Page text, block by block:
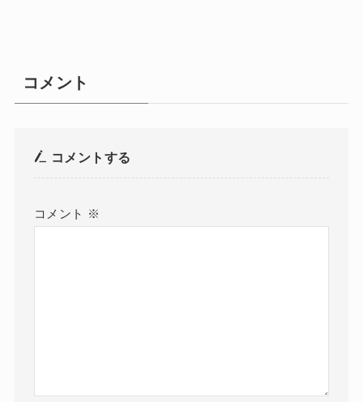
コメント
コメントする
コメント ※